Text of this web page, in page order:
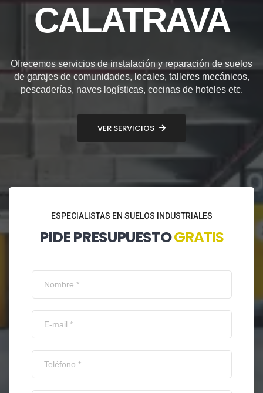
CALATRAVA
Ofrecemos servicios de instalación y reparación de suelos
de garajes de comunidades, locales, talleres mecánicos,
pescaderías, naves logísticas, cocinas de hoteles etc.
VER SERVICIOS
ESPECIALISTAS EN SUELOS INDUSTRIALES
PIDE PRESUPUESTOGRATIS